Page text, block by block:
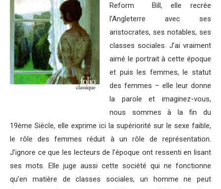
Reform Bill, elle recrée
l’Angleterre avec ses
aristocrates, ses notables, ses
classes sociales. J’ai vraiment
aimé le portrait à cette époque
et puis les femmes, le statut
des femmes – elle leur donne
la parole et imaginez-vous,
nous sommes à la fin du
19ème Siècle, elle exprime ici la supériorité sur le sexe faible,
le rôle des femmes réduit à un rôle de représentation.
J’ignore ce que les lecteurs de l’époque ont ressenti en lisant
ses mots. Elle juge aussi cette société qui ne fonctionne
qu’en matière de classes sociales, un homme ne peut